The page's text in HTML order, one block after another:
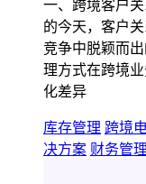
一、跨境客户
的今天，客户
竞争中脱颖而
理方式在跨境
化差异
库存管理 跨境
决方案 财务管理